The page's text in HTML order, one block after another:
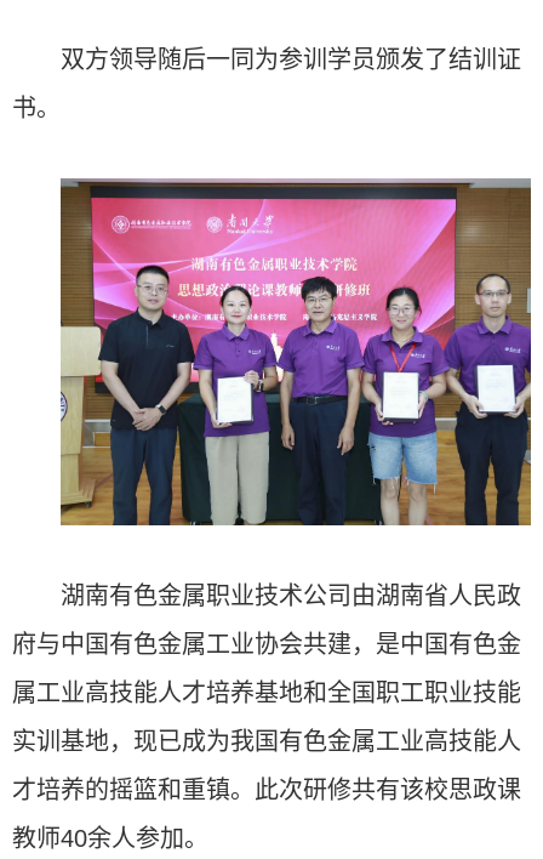
双方领导随后一同为参训学员颁发了结训证
书。
湖南有色金属职业技术公司由湖南省人民政
府与中国有色金属工业协会共建，是中国有色金
属工业高技能人才培养基地和全国职工职业技能
实训基地，现已成为我国有色金属工业高技能人
才培养的摇篮和重镇。此次研修共有该校思政课
教师40余人参加。